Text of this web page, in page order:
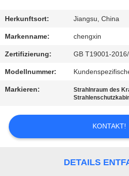
MIT
UNS
IN
VERBINDUNG
NACHRICHTEN
FÄLLE
Herkunftsort: Jiangsu, China
Markenname: chengxin
Zertifizierung: GB T19001-
Modellnummer:
Markieren: Strahlnraum des
KONTAKT!
DETAILS